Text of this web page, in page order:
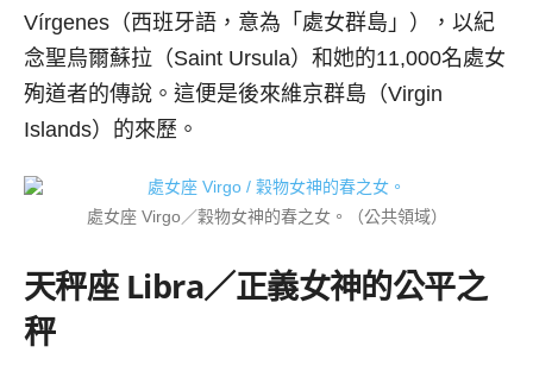
Vírgenes（西班牙語，意為「處女群島」），以紀
念聖烏爾蘇拉（Saint Ursula）和她的11,000名處女
殉道者的傳說。這便是後來維京群島（Virgin
Islands）的來歷。
處女座 Virgo／穀物女神的春之女。（公共領域）
天秤座 Libra／正義女神的公平之
秤